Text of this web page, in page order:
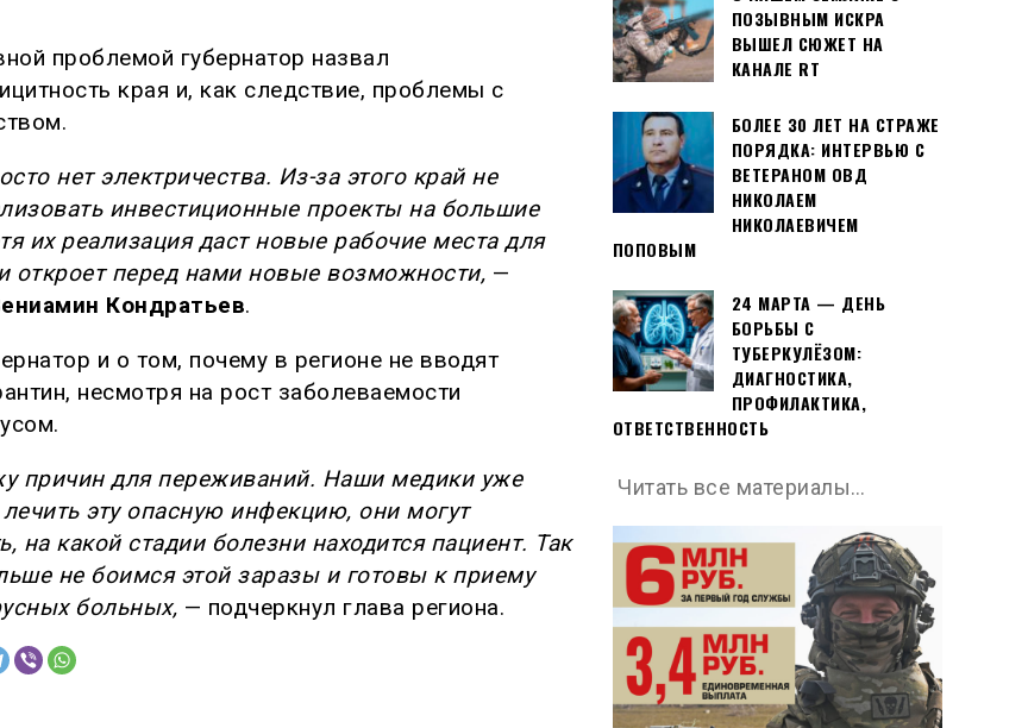
проблемой губернатор назвал
края и, как следствие, проблемы с
нет электричества. Из-за этого край не
инвестиционные проекты на большие
их реализация даст новые рабочие места для
откроет перед нами новые возможности, —
Кондратьев.
и о том, почему в регионе не вводят
несмотря на рост заболеваемости
причин для переживаний. Наши медики уже
лечить эту опасную инфекцию, они могут
на какой стадии болезни находится пациент. Так
не боимся этой заразы и готовы к приему
больных, — подчеркнул глава региона.
ПОЗЫВНЫМ ИСКРА
ВЫШЕЛ СЮЖЕТ НА
КАНАЛЕ RT
БОЛЕЕ 30 ЛЕТ НА СТРАЖЕ
ПОРЯДКА: ИНТЕРВЬЮ С
ВЕТЕРАНОМ ОВД
НИКОЛАЕМ
НИКОЛАЕВИЧЕМ
ПОПОВЫМ
24 МАРТА — ДЕНЬ
БОРЬБЫ С
ТУБЕРКУЛЁЗОМ:
ДИАГНОСТИКА,
ПРОФИЛАКТИКА,
ОТВЕТСТВЕННОСТЬ
Читать все материалы…